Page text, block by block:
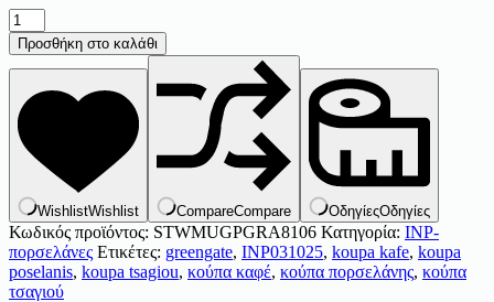
Mug
Grace
grey-
Greengate
ποσότητα
Προσθήκη στο καλάθι
WishlistWishlist CompareCompare ΟδηγίεςΟδηγίες
Κωδικός προϊόντος: STWMUGPGRA8106 Κατηγορία: INP-
πορσελάνες Ετικέτες: greengate, INP031025, koupa kafe, koupa
poselanis, koupa tsagiou, κούπα καφέ, κούπα πορσελάνης, κούπα
τσαγιού